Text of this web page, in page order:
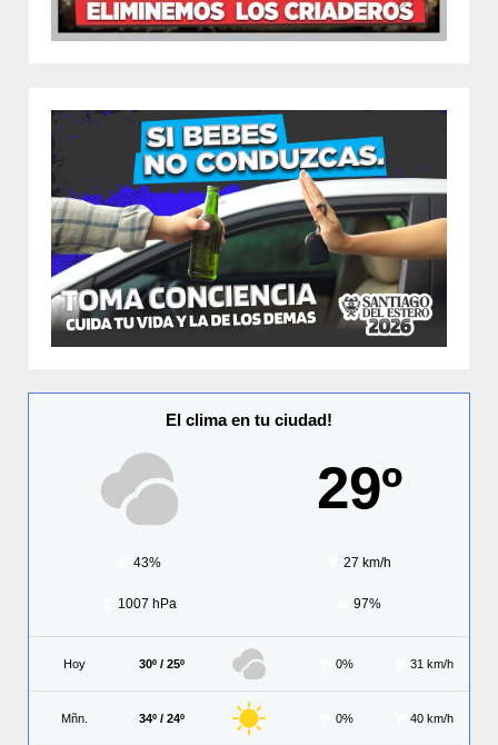
El clima en tu ciudad!
29º
43% 27 km/h
1007 hPa 97%
Hoy 30º / 25º 0% 31 km/h
Mñn. 34º / 24º 0% 40 km/h